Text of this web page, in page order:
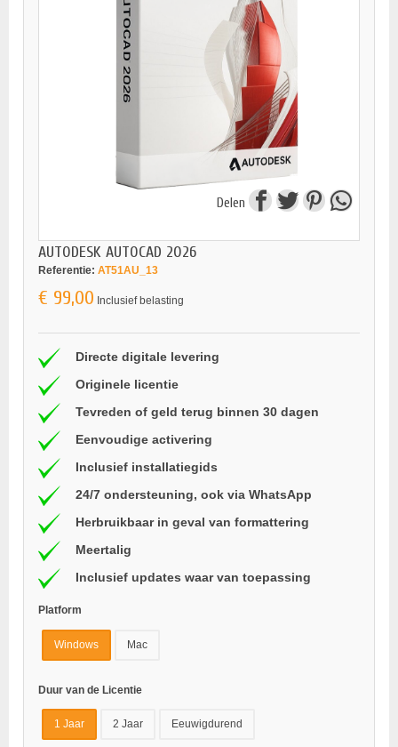
Delen
AUTODESK AUTOCAD 2026
Referentie: AT51AU_13
€ 99,00 Inclusief belasting
Directe digitale levering
Originele licentie
Tevreden of geld terug binnen 30 dagen
Eenvoudige activering
Inclusief installatiegids
24/7 ondersteuning, ook via WhatsApp
Herbruikbaar in geval van formattering
Meertalig
Inclusief updates waar van toepassing
Platform
Windows Mac
Duur van de Licentie
1 Jaar 2 Jaar Eeuwigdurend